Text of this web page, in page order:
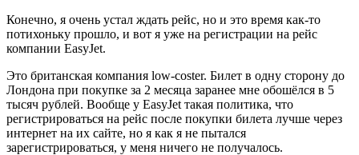
Конечно, я очень устал ждать рейс, но и это время как-то
потихоньку прошло, и вот я уже на регистрации на рейс
компании EasyJet.
Это британская компания low-coster. Билет в одну сторону до
Лондона при покупке за 2 месяца заранее мне обошёлся в 5
тысяч рублей. Вообще у EasyJet такая политика, что
регистрироваться на рейс после покупки билета лучше через
интернет на их сайте, но я как я не пытался
зарегистрироваться, у меня ничего не получалось.